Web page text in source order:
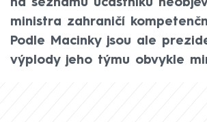
na seznamu účastníků
ministra zahraničí
Podle Macinky jsou ale
výplody jeho týmu obvykle